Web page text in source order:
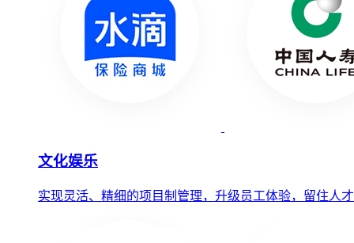
文化娱乐
实现灵活、精细的项目制管理，升级员工体验，留住人才